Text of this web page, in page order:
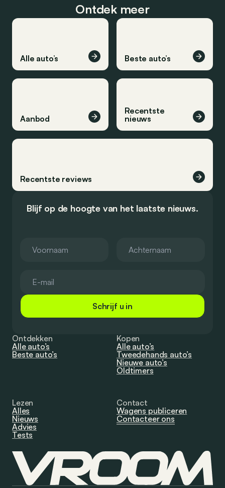
Ontdek meer
Alle auto’s Beste auto’s
Aanbod
Recentste
nieuws
Recentste reviews
Blijf op de hoogte van het laatste nieuws.
Schrijf u in
Ontdekken
Alle auto’s
Beste auto’s
Kopen
Alle auto’s
Tweedehands auto’s
Nieuwe auto’s
Oldtimers
Lezen
Alles
Nieuws
Advies
Tests
Contact
Wagens publiceren
Contacteer ons